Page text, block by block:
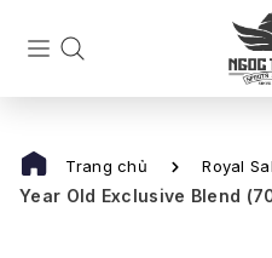
Trang chủ Royal
Year Old Exclusive Blend